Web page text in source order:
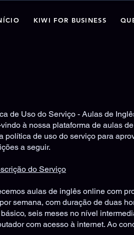
KIWI FOR BUSINESS
de Uso do Serviço - Aulas de
à nossa plataforma de aulas
política de uso do serviço para
a seguir.
do Serviço
aulas de inglês online com
semana, com duração de duas
seis meses no nível
com acesso à internet. Ao